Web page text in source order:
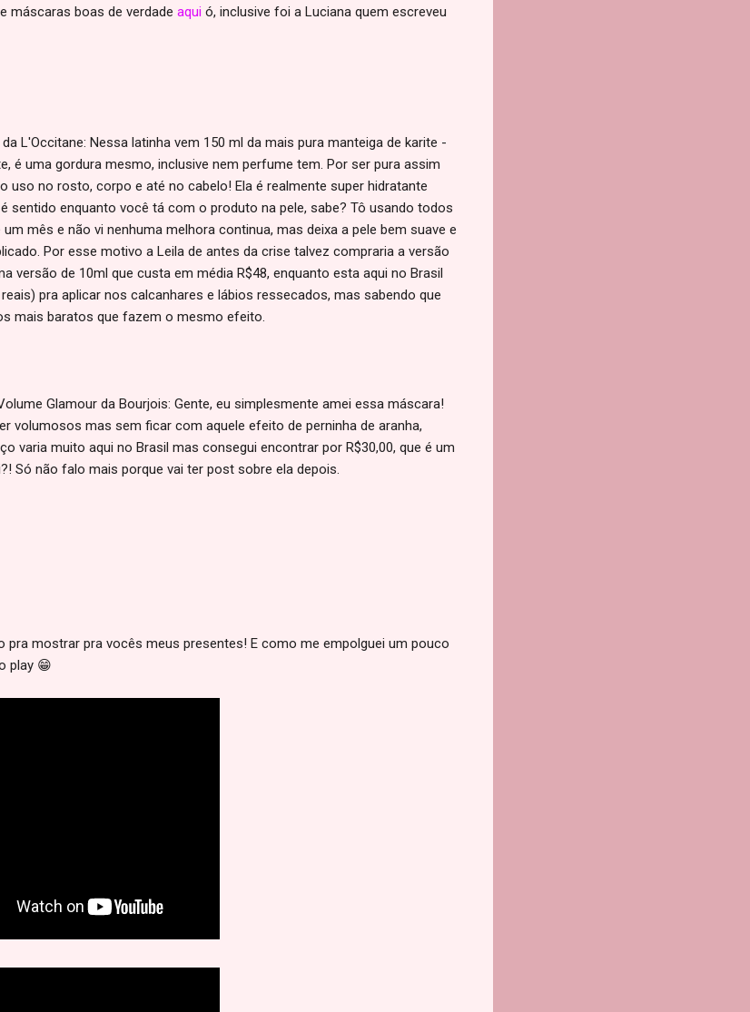
máscaras boas de verdade aqui ó, inclusive foi a Luciana quem escreveu
L'Occitane: Nessa latinha vem 150 ml da mais pura manteiga de karite -
é uma gordura mesmo, inclusive nem perfume tem. Por ser pura assim
uso no rosto, corpo e até no cabelo! Ela é realmente super hidratante
sentido enquanto você tá com o produto na pele, sabe? Tô usando todos
mês e não vi nenhuma melhora continua, mas deixa a pele bem suave e
Por esse motivo a Leila de antes da crise talvez compraria a versão
versão de 10ml que custa em média R$48, enquanto esta aqui no Brasil
pra aplicar nos calcanhares e lábios ressecados, mas sabendo que
mais baratos que fazem o mesmo efeito.
Glamour da Bourjois: Gente, eu simplesmente amei essa máscara!
volumosos mas sem ficar com aquele efeito de perninha de aranha,
varia muito aqui no Brasil mas consegui encontrar por R$30,00, que é um
Só não falo mais porque vai ter post sobre ela depois.
mostrar pra vocês meus presentes! E como me empolguei um pouco
play 😁